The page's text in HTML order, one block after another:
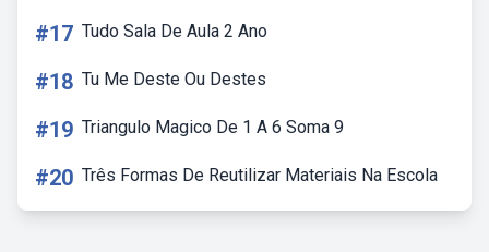
#17 Tudo Sala De Aula 2 Ano
#18 Tu Me Deste Ou Destes
#19 Triangulo Magico De 1 A 6 Soma 9
#20 Três Formas De Reutilizar Materiais Na Escola